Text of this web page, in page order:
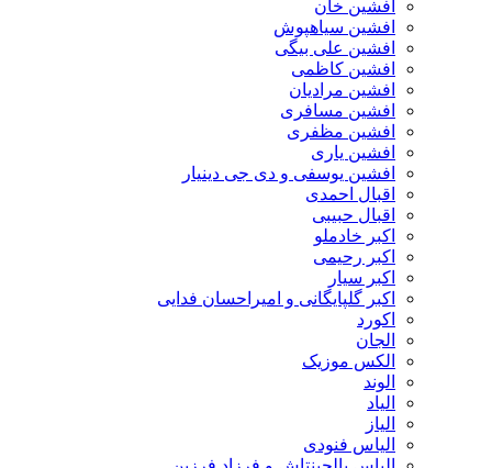
افشین خان
افشین سیاهپوش
افشین علی بیگی
افشین کاظمی
افشین مرادیان
افشین مسافری
افشین مظفری
افشین یاری
افشین یوسفی و دی جی دینیار
اقبال احمدی
اقبال حبیبی
اکبر خادملو
اکبر رحیمی
اکبر سیار
اکبر گلپایگانی و امیراحسان فدایی
اکورد
الجان
الکس موزیک
الوند
الیاد
الیاز
الیاس فنودی